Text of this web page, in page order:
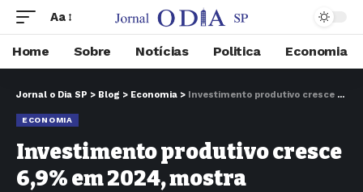
Aa
Home Sobre Notícias Politica Economia
Jornal o Dia SP > Blog > Economia > Investimento produtivo cresce 6,9% em 2024, mostra indicador do Ipea
ECONOMIA
Investimento produtivo cresce
6,9% em 2024, mostra